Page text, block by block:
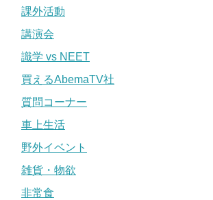
課外活動
講演会
識学 vs NEET
買えるAbemaTV社
質問コーナー
車上生活
野外イベント
雑貨・物欲
非常食